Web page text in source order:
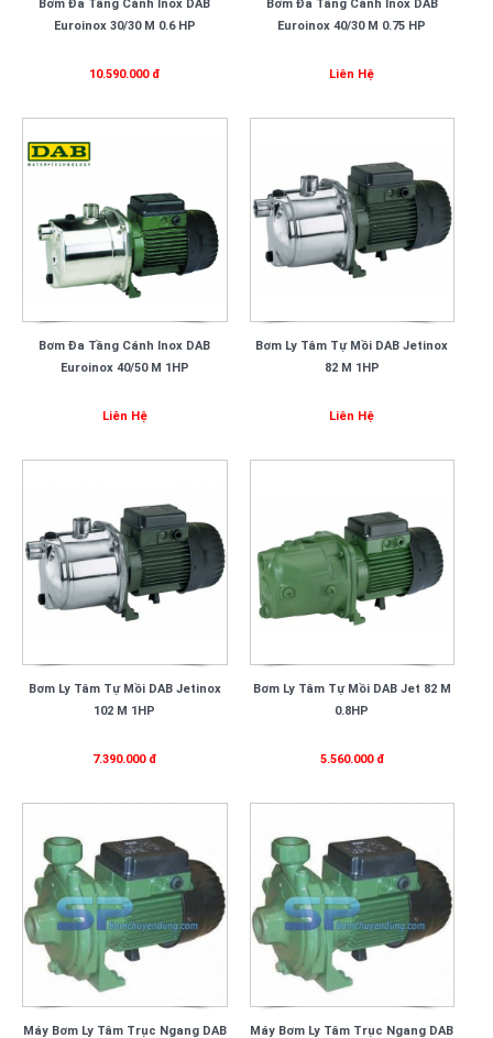
Bơm Đa Tầng Cánh Inox DAB
Euroinox 30/30 M 0.6 HP
10.590.000 đ
Bơm Đa Tầng Cánh Inox DAB
Euroinox 40/30 M 0.75 HP
Liên Hệ
Bơm Đa Tầng Cánh Inox DAB
Euroinox 40/50 M 1HP
Liên Hệ
Bơm Ly Tâm Tự Mồi DAB Jetinox
82 M 1HP
Liên Hệ
Bơm Ly Tâm Tự Mồi DAB Jetinox
102 M 1HP
7.390.000 đ
Bơm Ly Tâm Tự Mồi DAB Jet 82 M
0.8HP
5.560.000 đ
Máy Bơm Ly Tâm Trục Ngang DAB
Máy Bơm Ly Tâm Trục Ngang DAB